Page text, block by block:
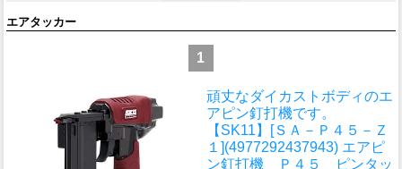
エアタッカー
1
頑丈なダイカストボディのエ
アピン釘打機です。
【SK11】[ＳＡ－Ｐ４５－Ｚ
１](4977292437943) エアピ
ン釘打機 Ｐ４５ ピンタッ